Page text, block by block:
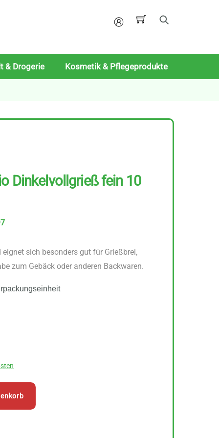
Mein
& Drogerie Kosmetik & Pflegeprodukte
Dinkelvollgrieß fein 10
sich besonders gut für Grießbrei,
zum Gebäck oder anderen Backwaren.